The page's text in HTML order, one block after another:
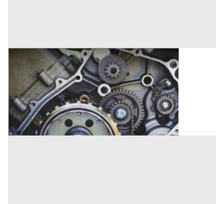
Attrezzature Industriali all'asta a Este
Este (Padova)
Offerta minima
5.000 €
Codice asta:9c35f471
23/09/2026